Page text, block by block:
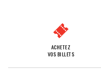
ACHETEZ
VOS BILLETS